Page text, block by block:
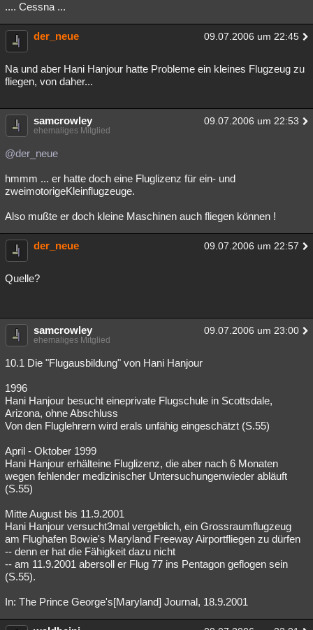
.... Cessna ...
der_neue 09.07.2006 um 22:45
Na und aber Hani Hanjour hatte Probleme ein kleines Flugzeug zu
fliegen, von daher...
samcrowley 09.07.2006 um 22:53
ehemaliges Mitglied
@der_neue
hmmm ... er hatte doch eine Fluglizenz für ein- und
zweimotorigeKleinflugzeuge.
Also mußte er doch kleine Maschinen auch fliegen können !
der_neue 09.07.2006 um 22:57
Quelle?
samcrowley 09.07.2006 um 23:00
ehemaliges Mitglied
10.1 Die "Flugausbildung" von Hani Hanjour
1996
Hani Hanjour besucht eineprivate Flugschule in Scottsdale,
Arizona, ohne Abschluss
Von den Fluglehrern wird erals unfähig eingeschätzt (S.55)
April - Oktober 1999
Hani Hanjour erhälteine Fluglizenz, die aber nach 6 Monaten
wegen fehlender medizinischer Untersuchungenwieder abläuft
(S.55)
Mitte August bis 11.9.2001
Hani Hanjour versucht3mal vergeblich, ein Grossraumflugzeug
am Flughafen Bowie's Maryland Freeway Airportfliegen zu dürfen
-- denn er hat die Fähigkeit dazu nicht
-- am 11.9.2001 abersoll er Flug 77 ins Pentagon geflogen sein
(S.55).
In: The Prince George's[Maryland] Journal, 18.9.2001